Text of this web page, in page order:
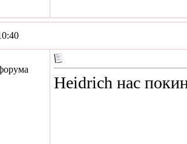
Heidrich нас